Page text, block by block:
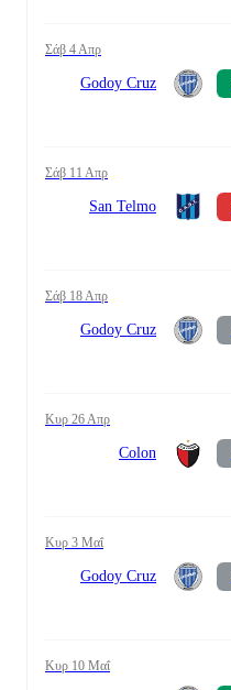
Σάβ 4 Απρ
Godoy Cruz
Σάβ 11 Απρ
San Telmo
Σάβ 18 Απρ
Godoy Cruz
Κυρ 26 Απρ
Colon
Κυρ 3 Μαΐ
Godoy Cruz
Κυρ 10 Μαΐ